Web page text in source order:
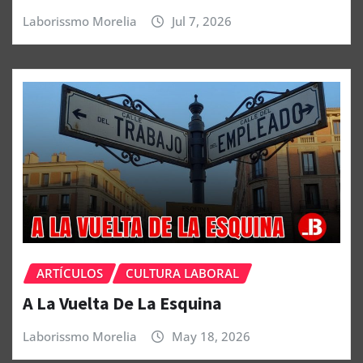
Laborissmo Morelia Jul 7, 2026
ARTÍCULOS CULTURA LABORAL
A La Vuelta De La Esquina
Laborissmo Morelia May 18, 2026